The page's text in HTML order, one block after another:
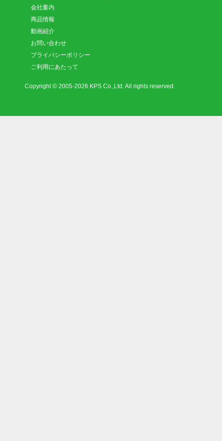
会社案内
商品情報
動画紹介
お問い合わせ
プライバシーポリシー
ご利用にあたって
Copyright © 2005-2026 KPS Co.,Ltd. All rights reserved.